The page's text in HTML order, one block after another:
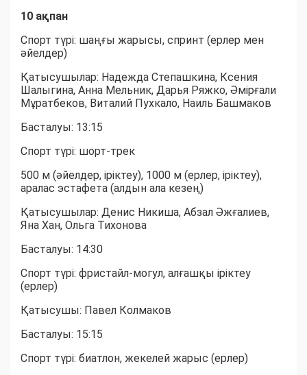
10 ақпан
Спорт түрі: шаңғы жарысы, спринт (ерлер мен
әйелдер)
Қатысушылар: Надежда Степашкина, Ксения
Шалыгина, Анна Мельник, Дарья Ряжко, Әмірғали
Мұратбеков, Виталий Пухкало, Наиль Башмаков
Басталуы: 13:15
Спорт түрі: шорт-трек
500 м (әйелдер, іріктеу), 1000 м (ерлер, іріктеу),
аралас эстафета (алдын ала кезең)
Қатысушылар: Денис Никиша, Абзал Әжғалиев,
Яна Хан, Ольга Тихонова
Басталуы: 14:30
Спорт түрі: фристайл-могул, алғашқы іріктеу
(ерлер)
Қатысушы: Павел Колмаков
Басталуы: 15:15
Спорт түрі: биатлон, жекелей жарыс (ерлер)